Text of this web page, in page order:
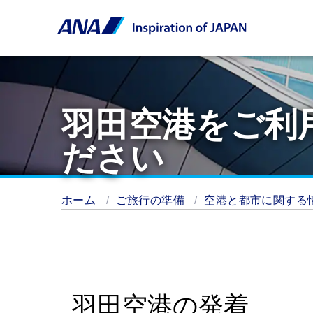
羽田空港をご利
ださい
ホーム ご旅行の準備 空港と都市に関する
羽田空港の発着